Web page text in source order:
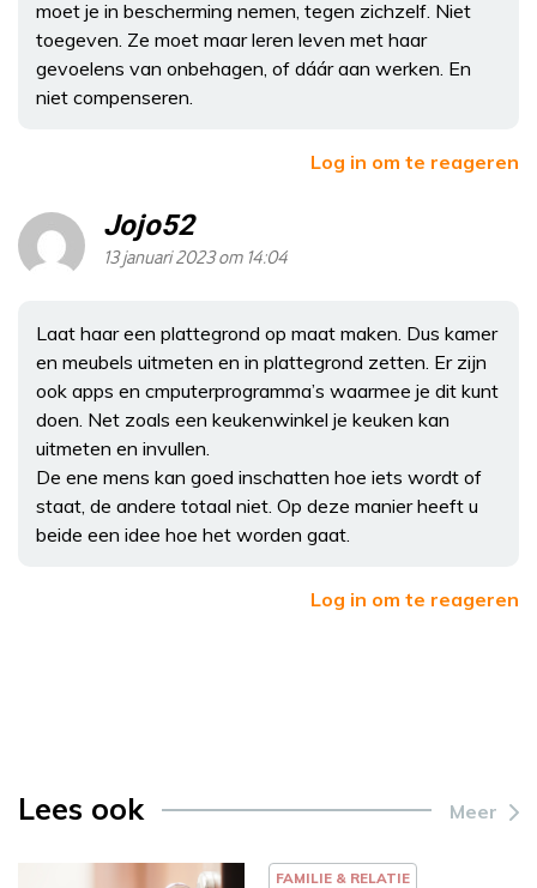
moet je in bescherming nemen, tegen zichzelf. Niet
toegeven. Ze moet maar leren leven met haar
gevoelens van onbehagen, of dáár aan werken. En
niet compenseren.
Log in om te reageren
Jojo52
13 januari 2023 om 14:04
Laat haar een plattegrond op maat maken. Dus kamer
en meubels uitmeten en in plattegrond zetten. Er zijn
ook apps en cmputerprogramma’s waarmee je dit kunt
doen. Net zoals een keukenwinkel je keuken kan
uitmeten en invullen.
De ene mens kan goed inschatten hoe iets wordt of
staat, de andere totaal niet. Op deze manier heeft u
beide een idee hoe het worden gaat.
Log in om te reageren
Lees ook Meer
FAMILIE & RELATIE